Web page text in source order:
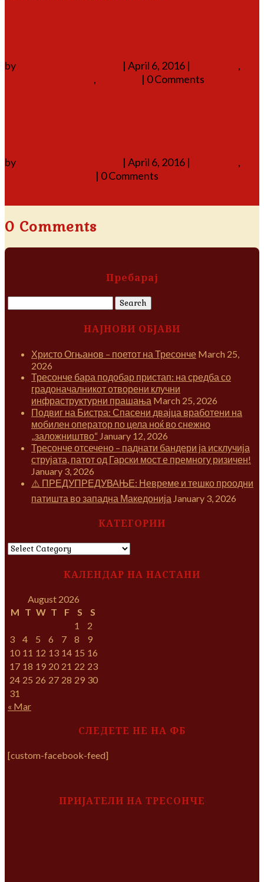
by | April 6, 2016 |
,
, | 0 Comments
by | April 6, 2016 |
,
| 0 Comments
0 Comments
Пребарај
for:
НАЈНОВИ ОБЈАВИ
Христо Огњанов – поетот на Тресонче March 25,
2026
Тресонче бара подобар пристап: на средба со
градоначалникот отворени клучни
инфраструктурни прашања March 25, 2026
Подвиг на Бистра: Спасени двајца вработени на
мобилен оператор по цела ноќ во снежно
„заложништво“ January 12, 2026
Тресонче отсечено – паднати бандери ја исклучија
струјата, патот од Гарски мост е премногу ризичен!
January 3, 2026
⚠️ ПРЕДУПРЕДУВАЊЕ: Невреме и тешко проодни
патишта во западна Македонија January 3, 2026
КАТЕГОРИИ
КАТЕГОРИИ
КАЛЕНДАР НА НАСТАНИ
August 2026
M T W T F S
S
1
2
3
4 5 6 7 8
9
10 11 12 13 14 15 16
17 18 19 20 21 22 23
24 25 26 27 28 29 30
31
« Mar
СЛЕДЕТЕ НЕ НА ФБ
[custom-facebook-feed]
ПРИЈАТЕЛИ НА ТРЕСОНЧЕ